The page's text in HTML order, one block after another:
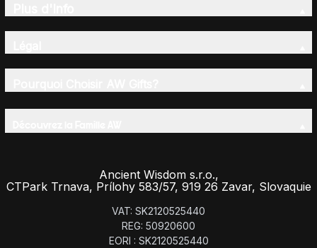
Ancient Wisdom s.r.o.,
CTPark Trnava, Prílohy 583/57, 919 26 Zavar, Slovaquie
VAT: SK2120525440
REG: 50920600
EORI : SK2120525440